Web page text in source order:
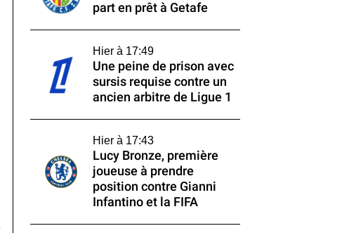
part en prêt à Getafe
Hier à 17:49
Une peine de prison avec
sursis requise contre un
ancien arbitre de Ligue 1
Hier à 17:43
Lucy Bronze, première
joueuse à prendre
position contre Gianni
Infantino et la FIFA